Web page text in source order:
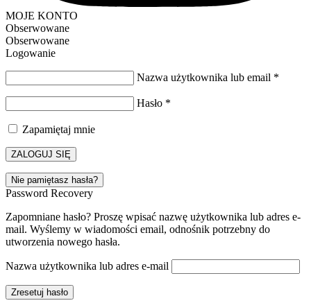
MOJE KONTO
Obserwowane
Obserwowane
Logowanie
Nazwa użytkownika lub email *
Hasło *
Zapamiętaj mnie
ZALOGUJ SIĘ
Nie pamiętasz hasła?
Password Recovery
Zapomniane hasło? Proszę wpisać nazwę użytkownika lub adres e-
mail. Wyślemy w wiadomości email, odnośnik potrzebny do
utworzenia nowego hasła.
Nazwa użytkownika lub adres e-mail
Zresetuj hasło